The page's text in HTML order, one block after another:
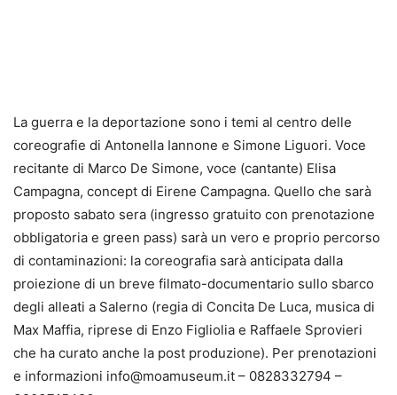
La guerra e la deportazione sono i temi al centro delle
coreografie di Antonella Iannone e Simone Liguori. Voce
recitante di Marco De Simone, voce (cantante) Elisa
Campagna, concept di Eirene Campagna. Quello che sarà
proposto sabato sera (ingresso gratuito con prenotazione
obbligatoria e green pass) sarà un vero e proprio percorso
di contaminazioni: la coreografia sarà anticipata dalla
proiezione di un breve filmato-documentario sullo sbarco
degli alleati a Salerno (regia di Concita De Luca, musica di
Max Maffia, riprese di Enzo Figliolia e Raffaele Sprovieri
che ha curato anche la post produzione). Per prenotazioni
e informazioni info@moamuseum.it – 0828332794 –